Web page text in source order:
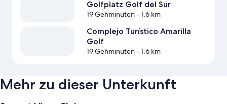
Golfplatz Golf del Sur
19 Gehminuten- 1.6 km
Complejo Turístico Amarilla
Golf
19 Gehminuten- 1.6 km
Mehr zu dieser Unterkunft